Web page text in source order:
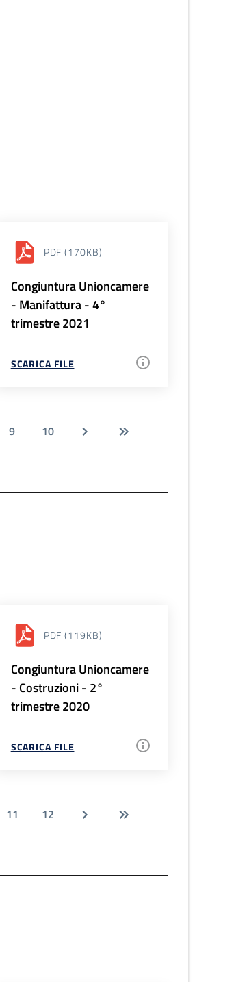
PDF (170KB)
Congiuntura Unioncamere
- Manifattura - 4°
trimestre 2021
SCARICA FILE
9 10
PDF (119KB)
Congiuntura Unioncamere
- Costruzioni - 2°
trimestre 2020
SCARICA FILE
11 12